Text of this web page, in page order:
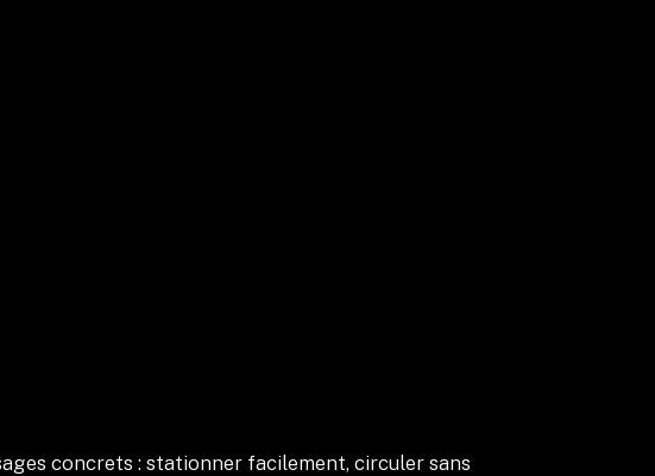
concrets : stationner facilement, circuler sans